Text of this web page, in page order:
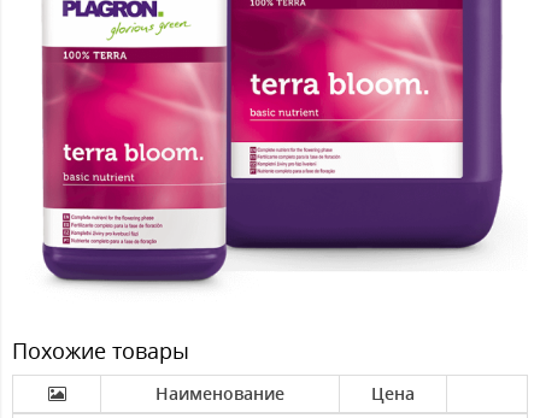
Похожие товары
Наименование Цена